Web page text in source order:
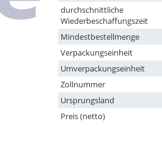
durchschnittliche
Wiederbeschaffungszeit
Mindestbestellmenge
Verpackungseinheit
Umverpackungseinheit
Zollnummer
Ursprungsland
Preis (netto)